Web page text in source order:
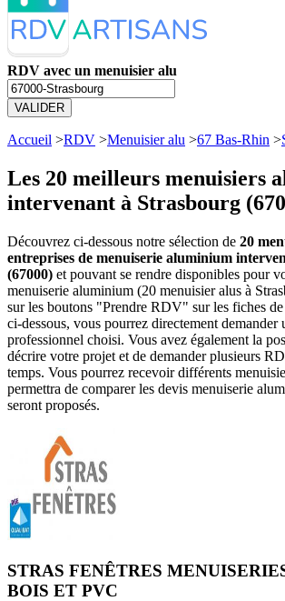
RDV avec un menuisier alu
VALIDER
Accueil >RDV >Menuisier alu >67 Bas-Rhin >
Les 20 meilleurs menuisiers
intervenant à Strasbourg
Découvrez ci-dessous notre sélection de 20
entreprises de menuiserie aluminium
(67000) et pouvant se rendre disponibles pour
menuiserie aluminium (20 menuisier alus à
sur les boutons "Prendre RDV" sur les fiches
ci-dessous, vous pourrez directement
professionnel choisi. Vous avez également la
décrire votre projet et de demander plusieurs
temps. Vous pourrez recevoir différents
permettra de comparer les devis menuiserie
seront proposés.
STRAS FENÊTRES
BOIS ET PVC